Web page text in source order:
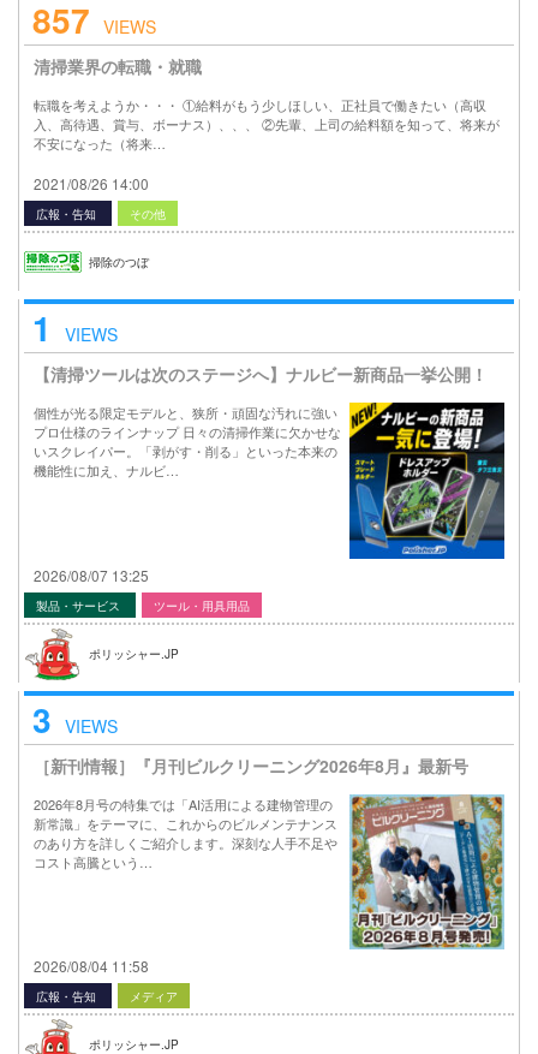
857 VIEWS
清掃業界の転職・就職
転職を考えようか・・・ ①給料がもう少しほしい、正社員で働きたい（高収
入、高待遇、賞与、ボーナス）、、、 ②先輩、上司の給料額を知って、将来が
不安になった（将来…
2021/08/26 14:00
広報・告知 その他
掃除のつぼ
1
VIEWS
【清掃ツールは次のステージへ】ナルビー新商品一挙公開！
個性が光る限定モデルと、狭所・頑固な汚れに強い
プロ仕様のラインナップ 日々の清掃作業に欠かせな
いスクレイパー。「剥がす・削る」といった本来の
機能性に加え、ナルビ…
2026/08/07 13:25
製品・サービス ツール・用具用品
ポリッシャー.JP
3 VIEWS
［新刊情報］『月刊ビルクリーニング2026年8月』最新号
2026年8月号の特集では「AI活用による建物管理の
新常識」をテーマに、これからのビルメンテナンス
のあり方を詳しくご紹介します。深刻な人手不足や
コスト高騰という…
2026/08/04 11:58
広報・告知 メディア
ポリッシャー.JP